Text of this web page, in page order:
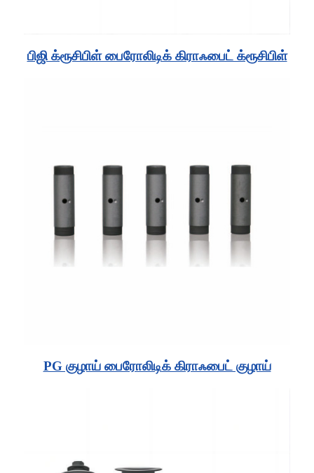
பிஜி க்ரூசிபிள் பைரோலிடிக் கிராஃபைட் க்ரூசிபிள்
PG குழாய் பைரோலிடிக் கிராஃபைட் குழாய்